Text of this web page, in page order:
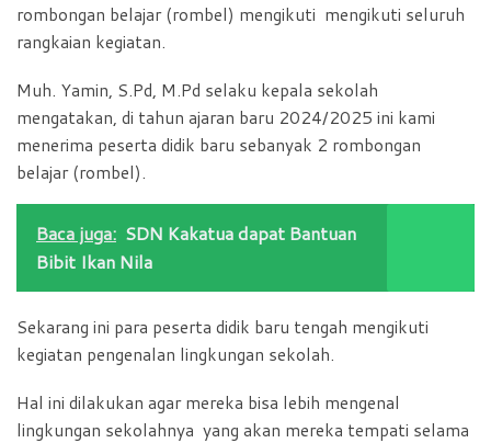
rombongan belajar (rombel) mengikuti mengikuti seluruh
rangkaian kegiatan.
Muh. Yamin, S.Pd, M.Pd selaku kepala sekolah
mengatakan, di tahun ajaran baru 2024/2025 ini kami
menerima peserta didik baru sebanyak 2 rombongan
belajar (rombel).
Baca juga: SDN Kakatua dapat Bantuan
Bibit Ikan Nila
Sekarang ini para peserta didik baru tengah mengikuti
kegiatan pengenalan lingkungan sekolah.
Hal ini dilakukan agar mereka bisa lebih mengenal
lingkungan sekolahnya yang akan mereka tempati selama